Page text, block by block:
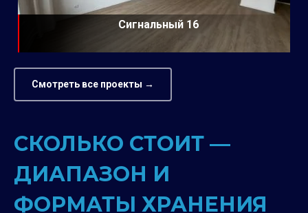
Сигнальный 16
Смотреть все проекты →
СКОЛЬКО СТОИТ —
ДИАПАЗОН И
ФОРМАТЫ ХРАНЕНИЯ